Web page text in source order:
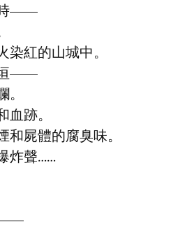
時——
紅的山城中。
垣——
跡。
屍體的腐臭味。
炸聲……
——